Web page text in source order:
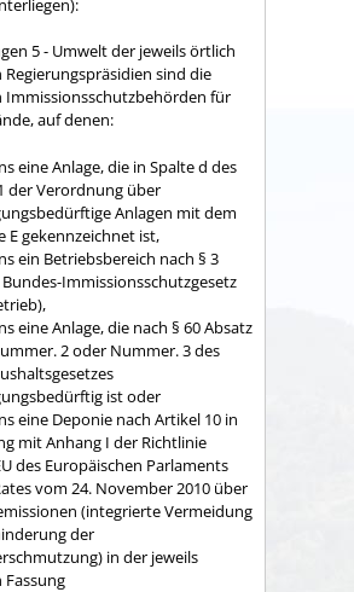
5 - Umwelt der jeweils örtlich
sind die
Immissionsschutzbehörden für
auf denen:
eine Anlage, die in Spalte d des
der Verordnung über
Anlagen mit dem
E gekennzeichnet ist,
ein Betriebsbereich nach § 3
Bundes-Immissionsschutzgesetz
eine Anlage, die nach § 60 Absatz
2 oder Nummer. 3 des
ist oder
eine Deponie nach Artikel 10 in
mit Anhang I der Richtlinie
des Europäischen Parlaments
vom 24. November 2010 über
(integrierte Vermeidung
der
in der jeweils